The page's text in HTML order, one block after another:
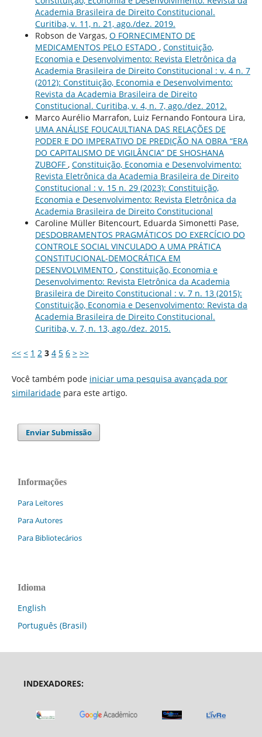
Academia Brasileira de Direito Constitucional.
Curitiba, v. 11, n. 21, ago./dez. 2019.
Robson de Vargas, O FORNECIMENTO DE
MEDICAMENTOS PELO ESTADO , Constituição,
Economia e Desenvolvimento: Revista Eletrônica da
Academia Brasileira de Direito Constitucional : v. 4 n. 7
(2012): Constituição, Economia e Desenvolvimento:
Revista da Academia Brasileira de Direito
Constitucional. Curitiba, v. 4, n. 7, ago./dez. 2012.
Marco Aurélio Marrafon, Luiz Fernando Fontoura Lira,
UMA ANÁLISE FOUCAULTIANA DAS RELAÇÕES DE
PODER E DO IMPERATIVO DE PREDIÇÃO NA OBRA “ERA
DO CAPITALISMO DE VIGILÂNCIA” DE SHOSHANA
ZUBOFF , Constituição, Economia e Desenvolvimento:
Revista Eletrônica da Academia Brasileira de Direito
Constitucional : v. 15 n. 29 (2023): Constituição,
Economia e Desenvolvimento: Revista Eletrônica da
Academia Brasileira de Direito Constitucional
Caroline Müller Bitencourt, Eduarda Simonetti Pase,
DESDOBRAMENTOS PRAGMÁTICOS DO EXERCÍCIO DO
CONTROLE SOCIAL VINCULADO A UMA PRÁTICA
CONSTITUCIONAL-DEMOCRÁTICA EM
DESENVOLVIMENTO , Constituição, Economia e
Desenvolvimento: Revista Eletrônica da Academia
Brasileira de Direito Constitucional : v. 7 n. 13 (2015):
Constituição, Economia e Desenvolvimento: Revista da
Academia Brasileira de Direito Constitucional.
Curitiba, v. 7, n. 13, ago./dez. 2015.
<< < 1 2 3 4 5 6 > >>
Você também pode iniciar uma pesquisa avançada por
similaridadepara este artigo.
Enviar Submissão
Informações
Para Leitores
Para Autores
Para Bibliotecários
Idioma
English
Português (Brasil)
INDEXADORES: